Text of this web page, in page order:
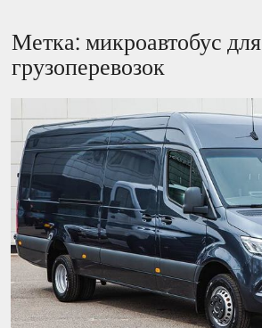
Метка:микроавтобус для
грузоперевозок